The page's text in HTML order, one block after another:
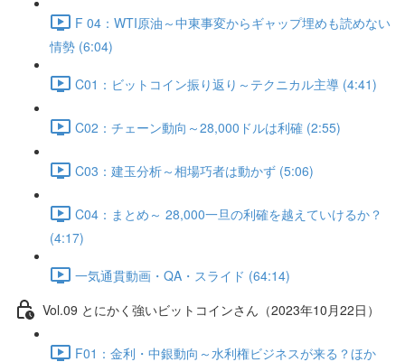
F 04：WTI原油～中東事変からギャップ埋めも読めない
情勢 (6:04)
C01：ビットコイン振り返り～テクニカル主導 (4:41)
C02：チェーン動向～28,000ドルは利確 (2:55)
C03：建玉分析～相場巧者は動かず (5:06)
C04：まとめ～ 28,000一旦の利確を越えていけるか？
(4:17)
一気通貫動画・QA・スライド (64:14)
Vol.09 とにかく強いビットコインさん（2023年10月22日）
F01：金利・中銀動向～水利権ビジネスが来る？ほか